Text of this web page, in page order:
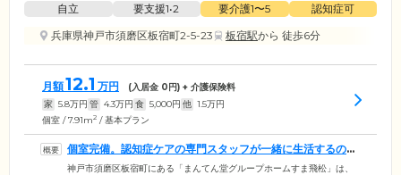
自立 要支援1•2 要介護1〜5
認知症可
兵庫県神戸市須磨区板宿町2-5-23
板宿駅から 徒歩6分
月額12.1 万円 (入居金 0円) + 介護保険料
家 5.8万円 管 4.3万円 食 5,000円 他 1.5万円
個室 / 7.91m2 / 基本プラン
個室完備。認知症ケアの専門スタッフが一緒に生活するので
安心です
神戸市須磨区板宿町にある「まんてん堂グループホームすま飛松」は、